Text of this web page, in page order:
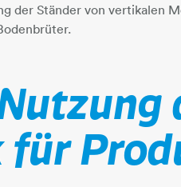
der Ständer von vertikalen